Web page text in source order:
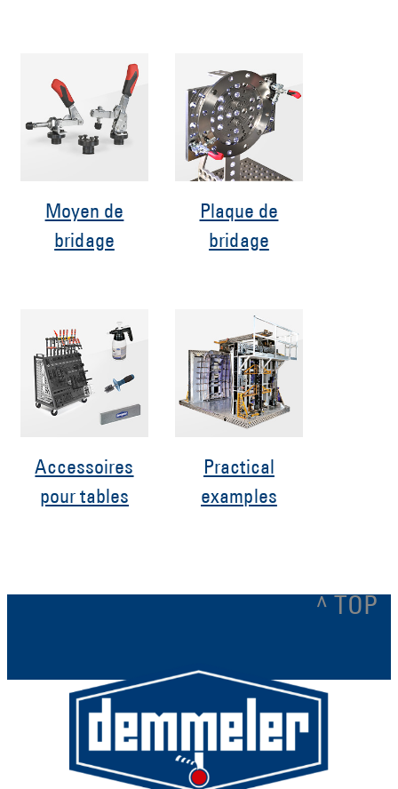
Moyen de
bridage
Plaque de
bridage
Accessoires
pour tables
Practical
examples
^ TOP